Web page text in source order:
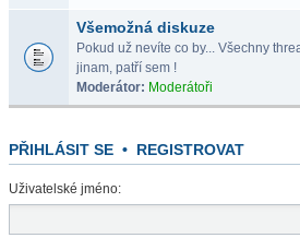
Všemožná diskuze
Pokud už nevíte co by... Všechny
jinam, patří sem !
Moderátor: Moderátoři
PŘIHLÁSIT SE • REGISTROVAT
Uživatelské jméno: